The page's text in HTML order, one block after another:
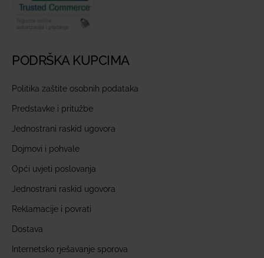
PODRŠKA KUPCIMA
Politika zaštite osobnih podataka
Predstavke i pritužbe
Jednostrani raskid ugovora
Dojmovi i pohvale
Opći uvjeti poslovanja
Jednostrani raskid ugovora
Reklamacije i povrati
Dostava
Internetsko rješavanje sporova